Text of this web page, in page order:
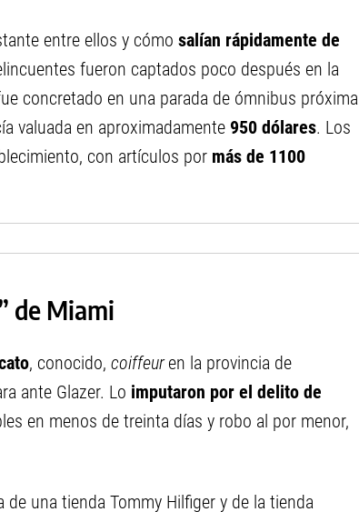
entre ellos y cómo salían rápidamente de
fueron captados poco después en la
concretado en una parada de ómnibus próxima
valuada en aproximadamente 950 dólares. Los
con artículos por más de 1100
de Miami
, conocido, coiffeuren la provincia de
ante Glazer. Lo imputaron por el delito de
en menos de treinta días y robo al por menor,
una tienda Tommy Hilfiger y de la tienda